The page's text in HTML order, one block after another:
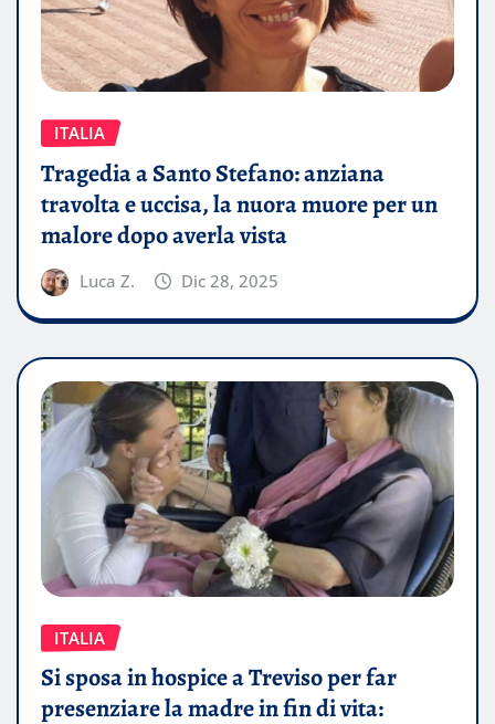
ITALIA
Tragedia a Santo Stefano: anziana
travolta e uccisa, la nuora muore per un
malore dopo averla vista
Luca Z. Dic 28, 2025
ITALIA
Si sposa in hospice a Treviso per far
presenziare la madre in fin di vita: